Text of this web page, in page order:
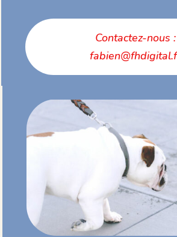
Contactez-nous :